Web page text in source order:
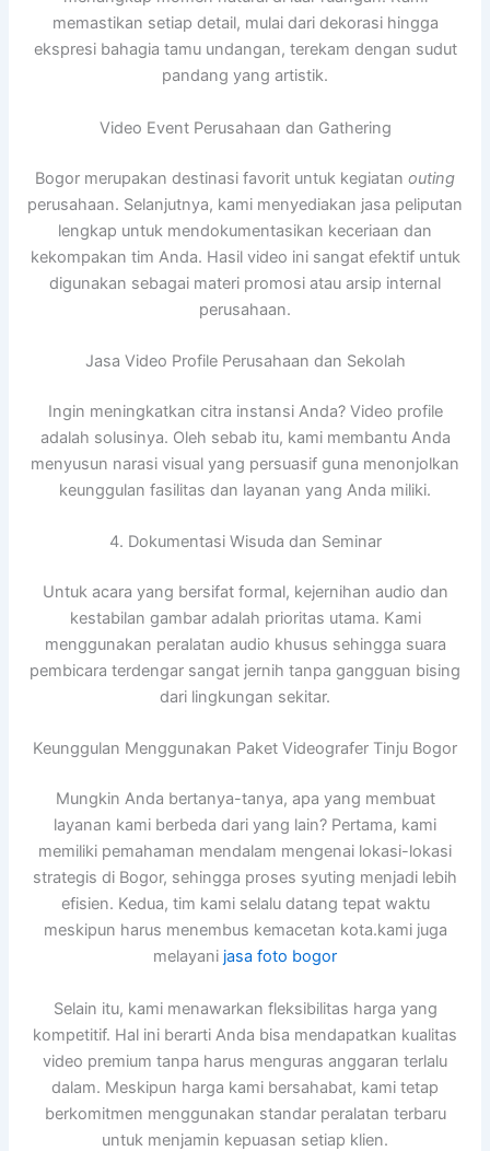
memastikan setiap detail, mulai dari dekorasi hingga
ekspresi bahagia tamu undangan, terekam dengan sudut
pandang yang artistik.
Video Event Perusahaan dan Gathering
Bogor merupakan destinasi favorit untuk kegiatan outing
perusahaan. Selanjutnya, kami menyediakan jasa peliputan
lengkap untuk mendokumentasikan keceriaan dan
kekompakan tim Anda. Hasil video ini sangat efektif untuk
digunakan sebagai materi promosi atau arsip internal
perusahaan.
Jasa Video Profile Perusahaan dan Sekolah
Ingin meningkatkan citra instansi Anda? Video profile
adalah solusinya. Oleh sebab itu, kami membantu Anda
menyusun narasi visual yang persuasif guna menonjolkan
keunggulan fasilitas dan layanan yang Anda miliki.
4. Dokumentasi Wisuda dan Seminar
Untuk acara yang bersifat formal, kejernihan audio dan
kestabilan gambar adalah prioritas utama. Kami
menggunakan peralatan audio khusus sehingga suara
pembicara terdengar sangat jernih tanpa gangguan bising
dari lingkungan sekitar.
Keunggulan Menggunakan Paket Videografer Tinju Bogor
Mungkin Anda bertanya-tanya, apa yang membuat
layanan kami berbeda dari yang lain? Pertama, kami
memiliki pemahaman mendalam mengenai lokasi-lokasi
strategis di Bogor, sehingga proses syuting menjadi lebih
efisien. Kedua, tim kami selalu datang tepat waktu
meskipun harus menembus kemacetan kota.kami juga
melayani jasa foto bogor
Selain itu, kami menawarkan fleksibilitas harga yang
kompetitif. Hal ini berarti Anda bisa mendapatkan kualitas
video premium tanpa harus menguras anggaran terlalu
dalam. Meskipun harga kami bersahabat, kami tetap
berkomitmen menggunakan standar peralatan terbaru
untuk menjamin kepuasan setiap klien.